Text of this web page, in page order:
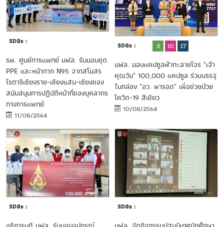
SDGs :
รพ. ศูนย์การแพทย์ มฟล. รับมอบชุด
PPE และหน้ากาก N95 จากสโมสร
โรตารีเชียงราย-เชียงแสน-เชียงของ
สนับสนุนการปฏิบัติหน้าที่ของบุคลากร
ทางการแพทย์
11/08/2564
SDGs : 3 10 17
มฟล. มอบแคปซูลฟ้าทะลายโจร "เจ้า
คุณวัน" 100,000 แคปซูล ร่วมบรรจุ
ในกล่อง "อว. พารอด" เพื่อช่วยป่วย
โควิด-19 สีเขียว
10/08/2564
SDGs : SDGs :